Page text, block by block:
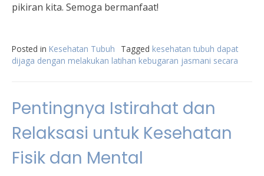
pikiran kita. Semoga bermanfaat!
Posted in Kesehatan Tubuh Tagged kesehatan tubuh dapat
dijaga dengan melakukan latihan kebugaran jasmani secara
Pentingnya Istirahat dan
Relaksasi untuk Kesehatan
Fisik dan Mental